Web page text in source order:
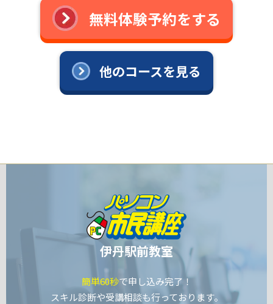
無料体験予約をする
他のコースを見る
伊丹駅前教室
簡単60秒で申し込み完了！
スキル診断や受講相談も行っております。